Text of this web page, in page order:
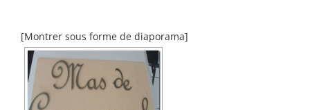
[Montrer sous forme de diaporama]